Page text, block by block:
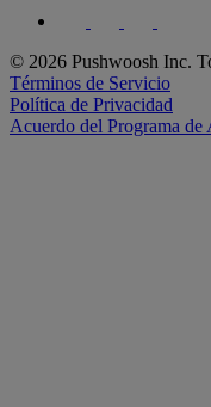
© 2026 Pushwoosh Inc.
Términos de Servicio
Política de Privacidad
Acuerdo del Programa de